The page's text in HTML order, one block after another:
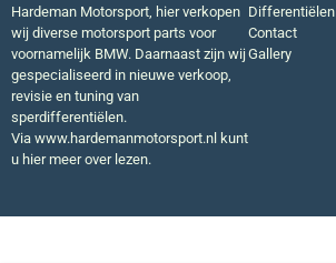
Hardeman Motorsport, hier verkopen
wij diverse motorsport parts voor
voornamelijk BMW. Daarnaast zijn wij
gespecialiseerd in nieuwe verkoop,
revisie en tuning van
sperdifferentiëlen.
Via www.hardemanmotorsport.nl kunt
u hier meer over lezen.
Differentiëlen
Contact
Gallery